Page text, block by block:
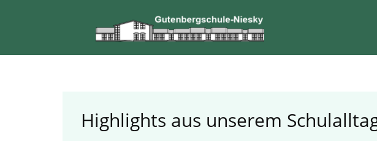
Highlights aus unserem